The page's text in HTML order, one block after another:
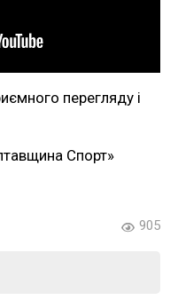
перегляду і
Спорт»
905